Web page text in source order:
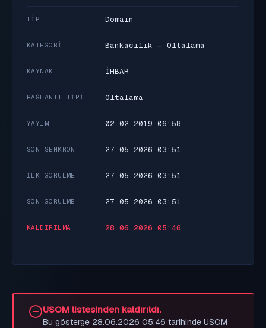
TIP Domain
KATEGORI Bankacılık - Oltalama
KAYNAK İHBAR
BAĞLANTI TIPI Oltalama
YAYIM 02.02.2019 06:58
SON SENKRON 27.05.2026 03:51
İLK GÖRÜLME 27.05.2026 03:51
SON GÖRÜLME 27.05.2026 03:51
KALDIRILMA 28.06.2026 05:46
USOM listesinden kaldırıldı.
Bu gösterge 28.06.2026 05:46 tarihinde USOM